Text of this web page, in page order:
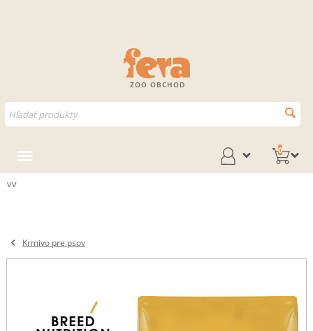
ZOO OBCHOD
0
vv
Krmivo pre psov